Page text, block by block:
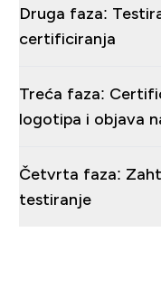
Druga faza:
certificiranja
Treća faza:
logotipa i objava
Četvrta faza:
testiranje